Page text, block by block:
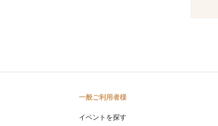
一般ご利用者様
イベントを探す